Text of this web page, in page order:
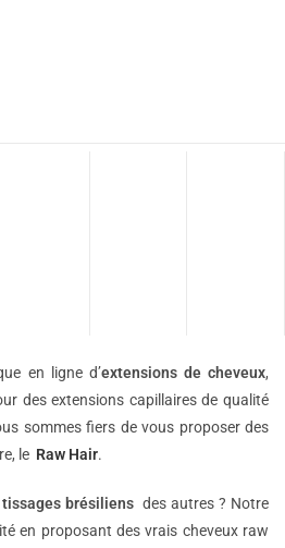
en ligne d’extensions decheveux,
des extensions capillaires de qualité
sommes fiers de vous proposer des
le Raw Hair.
tissages brésiliens des autres ? Notre
en proposant des vrais cheveux raw